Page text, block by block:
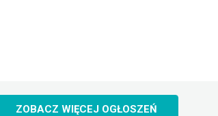
ZOBACZ WIĘCEJ OGŁOSZEŃ